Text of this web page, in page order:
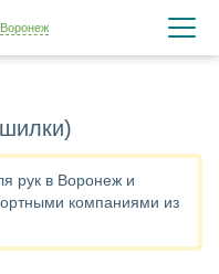
Воронеж
рук в Воронеж и
компаниями из